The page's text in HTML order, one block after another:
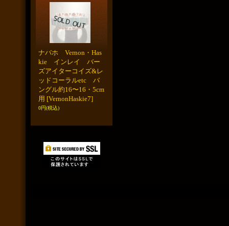
ナバホ Vernon・Has
kie インレイ バー
ズアイターコイズ&レ
ッドコーラルetc バ
ングル約16〜16・5cm
用 [VernonHaskie7]
0円(税込)